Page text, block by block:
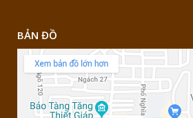
BẢN ĐỒ